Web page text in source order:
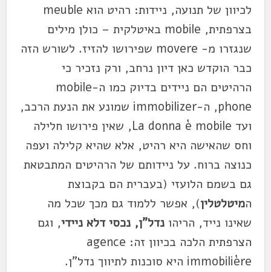
לכיוון של תנועה, ניידות: רהיט הוא meuble
בצרפתית, mobile באיטלקית – כולן מילים
שנגזרו מ- movere שפירושו להזיז. לשורש הזה
כבר הוקדש כאן דיון נרחב, ורק נזכיר כי
הרהיטים הם ניידים בדיוק כמו ה-mobile
phone, ה-immobilizer שמונע את הנעת הרכב,
ועד La donna è mobile, שאין פירושו חלילה
וחס שהאישה היא רהיט, אלא שהיא קלילה ועפה
כנוצה ברוח. על ניידותם של הרהיטים המתבטאת
גם בשמם הלועזי (בעברית הם בקבוצת
המיטלטלין), אפשר ללמוד גם מכך שכל מה
שאינו נייד, הריהונדל"ן, נכסי דלא ניידי, וגם
הצרפתית הלכה בכיוון זה: agence
immobilière היא סוכנות לתיווך נדל"ן.